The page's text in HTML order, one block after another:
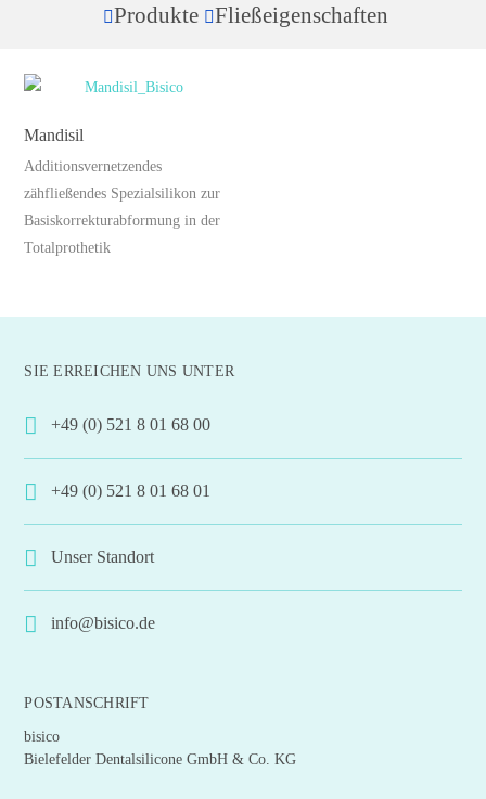
Produkte Fließeigenschaften
Mandisil
Additionsvernetzendes
zähfließendes Spezialsilikon zur
Basiskorrekturabformung in der
Totalprothetik
Optionen
können
werden
SIE ERREICHEN UNS UNTER
+49 (0) 521 8 01 68 00
+49 (0) 521 8 01 68 01
Unser Standort
info@bisico.de
POSTANSCHRIFT
bisico
Bielefelder Dentalsilicone GmbH & Co. KG